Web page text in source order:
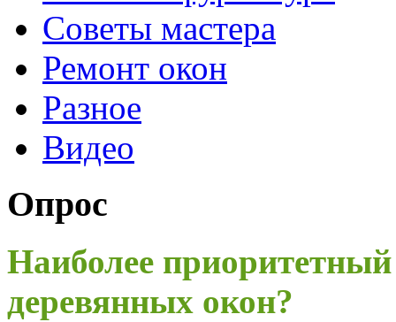
Советы мастера
Ремонт окон
Разное
Видео
Опрос
Наиболее
деревянных окон?